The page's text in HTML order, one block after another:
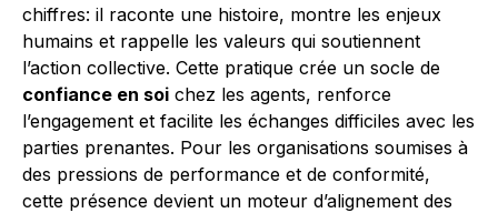
chiffres: il raconte une histoire, montre les enjeux
humains et rappelle les valeurs qui soutiennent
l’action collective. Cette pratique crée un socle de
confiance en soi chez les agents, renforce
l’engagement et facilite les échanges difficiles avec les
parties prenantes. Pour les organisations soumises à
des pressions de performance et de conformité,
cette présence devient un moteur d’alignement des